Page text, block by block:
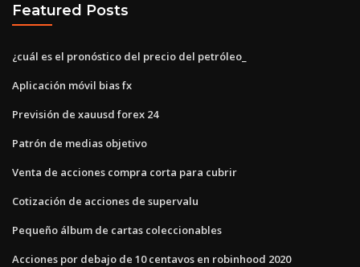
Featured Posts
¿cuál es el pronóstico del precio del petróleo_
Aplicación móvil bias fx
Previsión de xauusd forex 24
Patrón de medias objetivo
Venta de acciones compra corta para cubrir
Cotización de acciones de supervalu
Pequeño álbum de cartas coleccionables
Acciones por debajo de 10 centavos en robinhood 2020